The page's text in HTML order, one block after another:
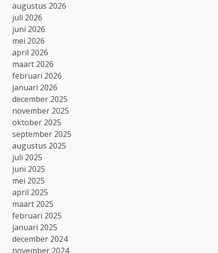
augustus 2026
juli 2026
juni 2026
mei 2026
april 2026
maart 2026
februari 2026
januari 2026
december 2025
november 2025
oktober 2025
september 2025
augustus 2025
juli 2025
juni 2025
mei 2025
april 2025
maart 2025
februari 2025
januari 2025
december 2024
november 2024